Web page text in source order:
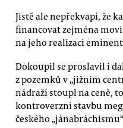
Jistě ale nepřekvapí, že
financovat zejména
na jeho realizaci
Dokoupil se proslavil i
z pozemků v „jižním
nádraží stoupl na ceně,
kontroverzní stavbu
českého